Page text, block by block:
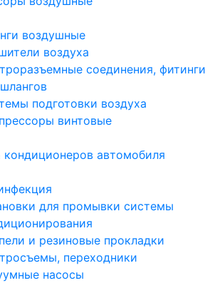
воздушные
воздуха
соединения, фитинги
подготовки воздуха
винтовые
кондиционеров автомобиля
для промывки системы
и резиновые прокладки
переходники
насосы